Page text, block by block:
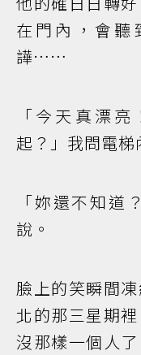
在門內，會聽
譁……
「今天真漂
起？」我問電梯
「妳還不知道
說。
臉上的笑瞬間
北的那三星期
沒那樣一個人